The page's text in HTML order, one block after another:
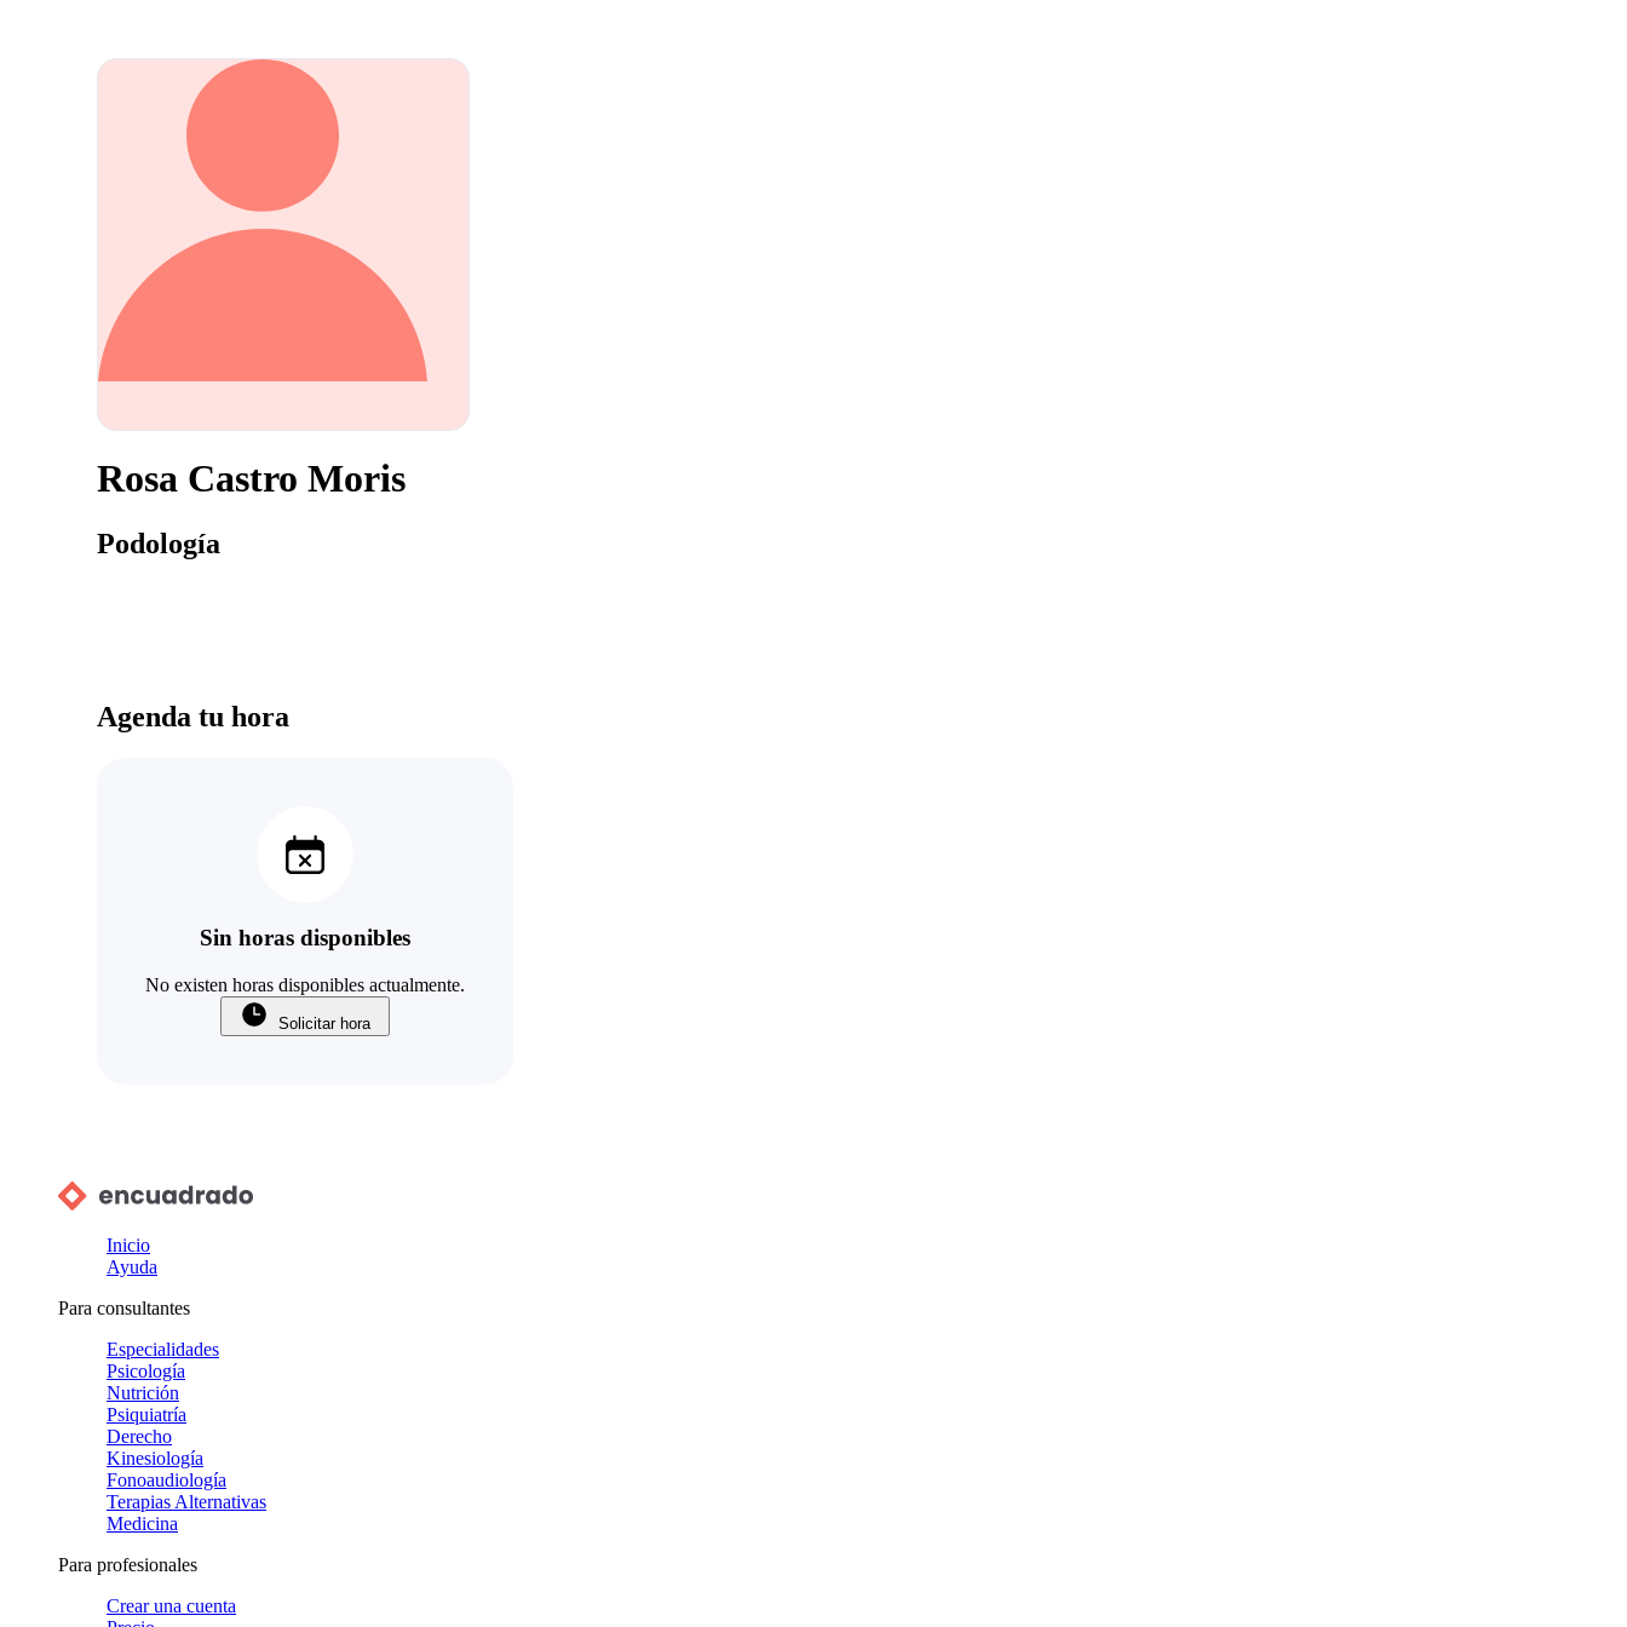
Rosa Castro Moris
Podología
Agenda tu hora
Sin horas disponibles
No existen horas disponibles actualmente.
Solicitar hora
Inicio
Ayuda
Para consultantes
Especialidades
Psicología
Nutrición
Psiquiatría
Derecho
Kinesiología
Fonoaudiología
Terapias Alternativas
Medicina
Para profesionales
Crear una cuenta